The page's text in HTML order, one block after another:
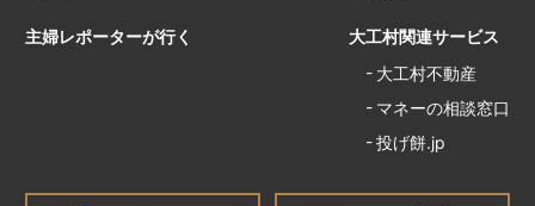
主婦レポーターが行く
大工村関連サービス
大工村不動産
マネーの相談窓口
投げ餅.jp